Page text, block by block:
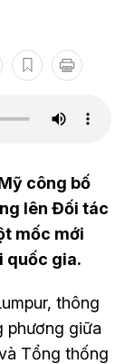
công bố
lên Đối tác
mốc mới
quốc gia.
thông
phương giữa
Tổng thống